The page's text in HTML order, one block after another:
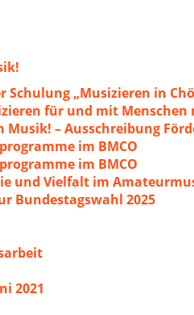
Schulung „Musizieren in
für und mit Menschen
Musik! – Ausschreibung
im BMCO
im BMCO
und Vielfalt im
Bundestagswahl 2025
2021